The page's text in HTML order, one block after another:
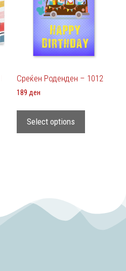
Среќен Роденден – 1012
189 ден
Select options